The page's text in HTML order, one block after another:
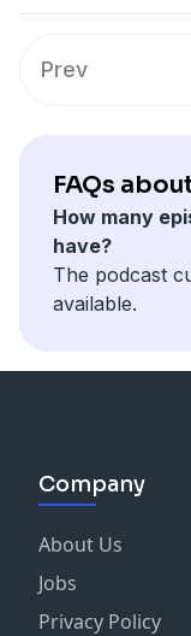
Prev
FAQs
How many
have?
The podcast
available.
Company
About Us
Jobs
Privacy Policy